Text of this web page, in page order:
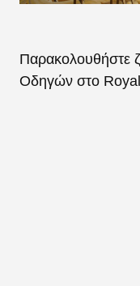
Παρακολουθήστε
Οδηγών στο